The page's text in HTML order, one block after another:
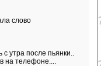
слово
утра после пьянки..
на телефоне....